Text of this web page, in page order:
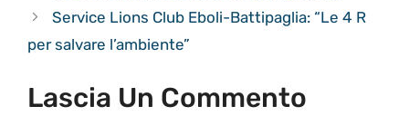
Service Lions Club Eboli-Battipaglia: “Le 4 R
per salvare l’ambiente”
Lascia Un Commento